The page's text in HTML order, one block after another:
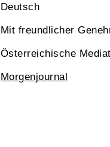
Deutsch
Mit freundlicher
Österreichische
Morgenjournal